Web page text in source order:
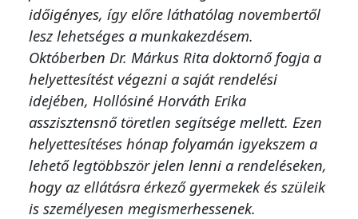
időigényes, így előre láthatólag novembertől
lesz lehetséges a munkakezdésem.
Októberben Dr. Márkus Rita doktornő fogja a
helyettesítést végezni a saját rendelési
idejében, Hollósiné Horváth Erika
asszisztensnő töretlen segítsége mellett. Ezen
helyettesítéses hónap folyamán igyekszem a
lehető legtöbbször jelen lenni a rendeléseken,
hogy az ellátásra érkező gyermekek és szüleik
is személyesen megismerhessenek.